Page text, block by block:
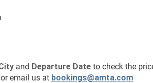
and Departure Date to check the
or email us at bookings@amta.com